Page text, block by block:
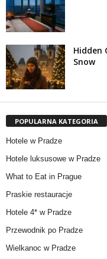
Hidden
Snow
POPULARNA KATEGORIA
Hotele w Pradze
Hotele luksusowe w Pradze
What to Eat in Prague
Praskie restauracje
Hotele 4* w Pradze
Przewodnik po Pradze
Wielkanoc w Pradze